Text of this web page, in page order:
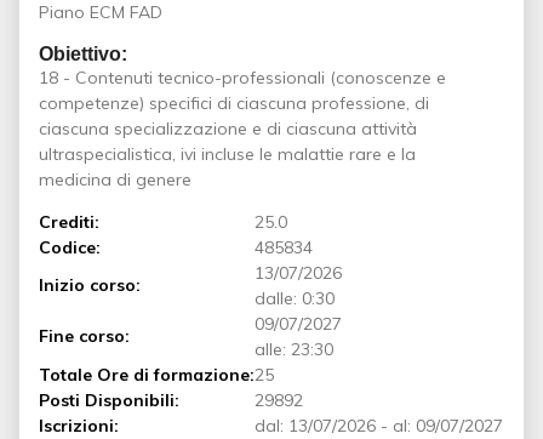
Piano ECM FAD
Obiettivo:
18 - Contenuti tecnico-professionali (conoscenze e
competenze) specifici di ciascuna professione, di
ciascuna specializzazione e di ciascuna attività
ultraspecialistica, ivi incluse le malattie rare e la
medicina di genere
Crediti:
25.0
Codice:
485834
Inizio corso:
13/07/2026
dalle: 0:30
Fine corso:
09/07/2027
alle: 23:30
Totale Ore di formazione:25
Posti Disponibili:
29892
Iscrizioni:
dal: 13/07/2026 - al: 09/07/2027